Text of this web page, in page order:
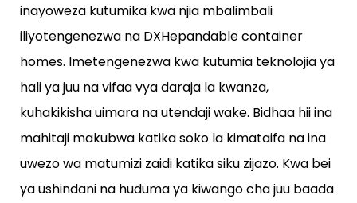
inayoweza kutumika kwa njia mbalimbali
iliyotengenezwa na DXHepandable container
homes. Imetengenezwa kwa kutumia teknolojia ya
hali ya juu na vifaa vya daraja la kwanza,
kuhakikisha uimara na utendaji wake. Bidhaa hii ina
mahitaji makubwa katika soko la kimataifa na ina
uwezo wa matumizi zaidi katika siku zijazo. Kwa bei
ya ushindani na huduma ya kiwango cha juu baada